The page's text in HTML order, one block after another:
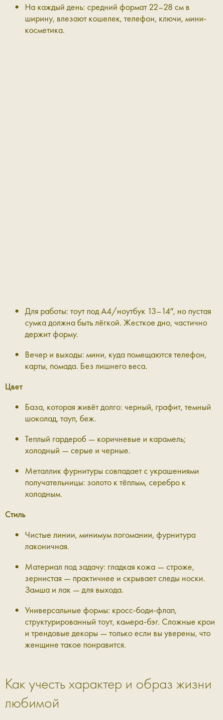
На каждый день: средний формат 22–28 см в
ширину, влезают кошелек, телефон, ключи, мини-
косметика.
Для работы: тоут под А4/ноутбук 13–14″, но пустая
сумка должна быть лёгкой. Жесткое дно, частично
держит форму.
Вечер и выходы: мини, куда помещаются телефон,
карты, помада. Без лишнего веса.
Цвет
База, которая живёт долго: черный, графит, темный
шоколад, тауп, беж.
Теплый гардероб — коричневые и карамель;
холодный — серые и черные.
Металлик фурнитуры совпадает с украшениями
получательницы: золото к тёплым, серебро к
холодным.
Стиль
Чистые линии, минимум логомании, фурнитура
лаконичная.
Материал под задачу: гладкая кожа — строже,
зернистая — практичнее и скрывает следы носки.
Замша и лак — для выхода.
Универсальные формы: кросс-боди-флап,
структурированный тоут, камера-бэг. Сложные крои
и трендовые декоры — только если вы уверены, что
женщине такое понравится.
Как учесть характер и образ жизни
любимой